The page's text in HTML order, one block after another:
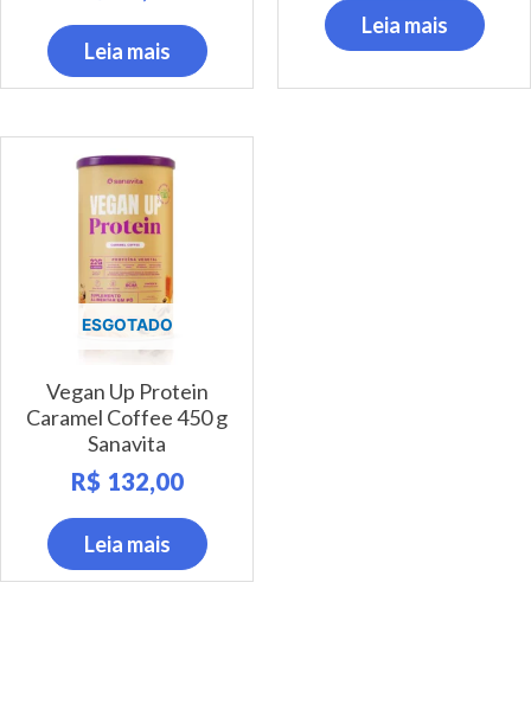
Leia mais
Leia mais
ESGOTADO
Vegan Up Protein
Caramel Coffee 450 g
Sanavita
R$ 132,00
Leia mais